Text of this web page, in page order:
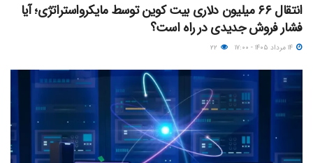
انتقال ۶۶ میلیون دلاری بیت کوین توسط مایکرواستراتژی؛ آیا
فشار فروش جدیدی در راه است؟